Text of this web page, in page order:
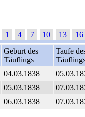
1 4 7 10 13
16
Geburt des
Täuflings
Taufe
Täuflings
04.03.1838
05.03.1838
06.03.1838